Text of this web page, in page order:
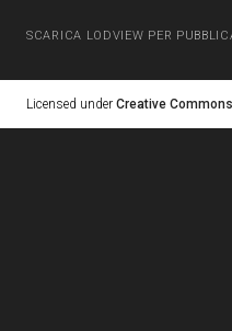
SCARICA LODVIEW PER
Licensed under Creative